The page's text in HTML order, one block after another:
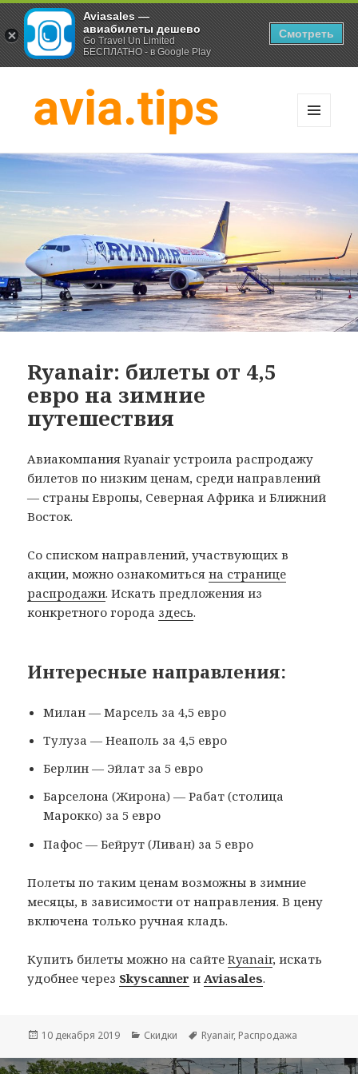
Хитрости экономных
путешественников
ВИДЖЕТЫ
Ryanair: билеты от 4,5
евро на зимние
путешествия
Авиакомпания Ryanair устроила распродажу
билетов по низким ценам, среди направлений
— страны Европы, Северная Африка и Ближний
Восток.
Со списком направлений, участвующих в
акции, можно ознакомитьсяна странице
распродажи. Искать предложения из
конкретного города здесь.
Интересные направления:
Милан — Марсель за 4,5 евро
Тулуза — Неаполь за 4,5 евро
Берлин — Эйлат за 5 евро
Барселона (Жирона) — Рабат (столица
Марокко) за 5 евро
Пафос — Бейрут (Ливан) за 5 евро
Полеты по таким ценам возможны в зимние
месяцы, в зависимости от направления. В цену
включена только ручная кладь.
Купить билеты можно на сайтеRyanair, искать
удобнее через Skyscanner и Aviasales.
Опубликовано
10 декабря 2019 Рубрики
Скидки Метки
Ryanair, Распродажа
Навигация
Aviasales —
авиабилеты дешево
Go Travel Un Limited
БЕСПЛАТНО - в Google Play
Смотреть